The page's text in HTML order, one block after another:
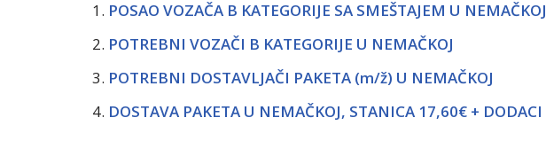
POSAO VOZAČA B KATEGORIJE SA SMEŠTAJEM U NEMAČKOJ
POTREBNI VOZAČI B KATEGORIJE U NEMAČKOJ
POTREBNI DOSTAVLJAČI PAKETA (m/ž) U NEMAČKOJ
DOSTAVA PAKETA U NEMAČKOJ, STANICA 17,60€ + DODACI